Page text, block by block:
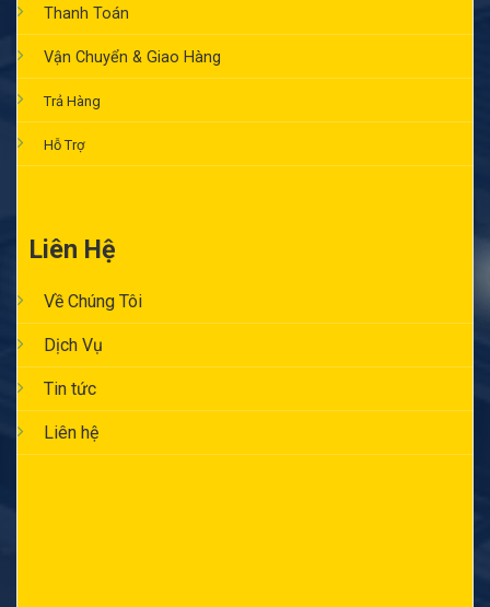
Thanh Toán
Vận Chuyển & Giao Hàng
Trả Hàng
Hỗ Trợ
Liên Hệ
Về Chúng Tôi
Dịch Vụ
Tin tức
Liên hệ